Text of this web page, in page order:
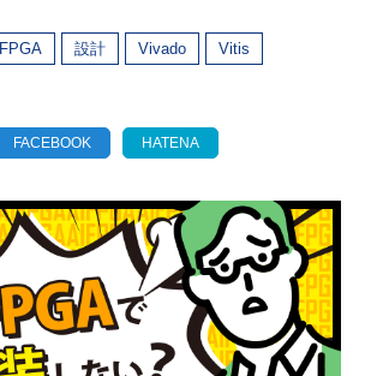
FPGA 設計 Vivado Vitis
FACEBOOK HATENA